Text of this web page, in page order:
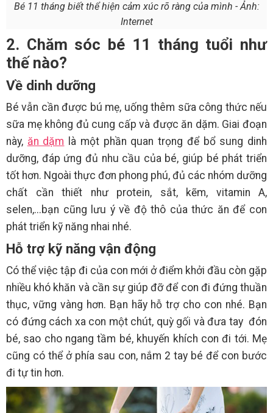
Bé 11 tháng biết thể hiện cảm xúc rõ ràng của mình - Ảnh:
Internet
2. Chăm sóc bé 11 tháng tuổi như
thế nào?
Về dinh dưỡng
Bé vẫn cần được bú mẹ, uống thêm sữa công thức nếu
sữa mẹ không đủ cung cấp và được ăn dặm. Giai đoạn
này, ăn dặm là một phần quan trọng để bổ sung dinh
dưỡng, đáp ứng đủ nhu cầu của bé, giúp bé phát triển
tốt hơn. Ngoài thực đơn phong phú, đủ các nhóm dưỡng
chất cần thiết như protein, sắt, kẽm, vitamin A,
selen,...bạn cũng lưu ý về độ thô của thức ăn để con
phát triển kỹ năng nhai nhé.
Hỗ trợ kỹ năng vận động
Có thể việc tập đi của con mới ở điểm khởi đầu còn gặp
nhiều khó khăn và cần sự giúp đỡ để con đi đứng thuần
thục, vững vàng hơn. Bạn hãy hỗ trợ cho con nhé. Bạn
có đứng cách xa con một chút, quỳ gối và đưa tay đón
bé, sao cho ngang tầm bé, khuyến khích con đi tới. Mẹ
cũng có thể ở phía sau con, nắm 2 tay bé để con bước
đi tự tin hơn.